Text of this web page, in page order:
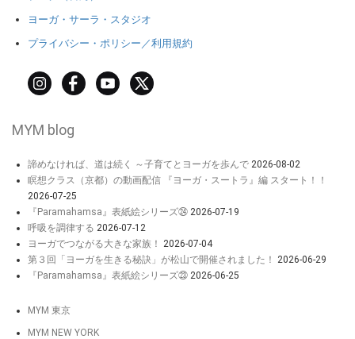
ヨーガ・サーラ・スタジオ
プライバシー・ポリシー／利用規約
MYM blog
諦めなければ、道は続く ～子育てとヨーガを歩んで 2026-08-02
瞑想クラス（京都）の動画配信 『ヨーガ・スートラ』編 スタート！！
2026-07-25
『Paramahamsa』表紙絵シリーズ㉔ 2026-07-19
呼吸を調律する 2026-07-12
ヨーガでつながる大きな家族！
2026-07-04
第３回「ヨーガを生きる秘訣」が松山で開催されました！
2026-06-29
『Paramahamsa』表紙絵シリーズ㉓ 2026-06-25
MYM 東京
MYM NEW YORK